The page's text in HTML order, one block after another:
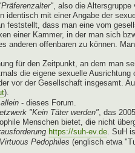
, also die
identisch mit einer Angabe der
feststellt, dass man eine vom
einer Kammer, in der man sich
anderen offenbaren zu können.
für den Zeitpunkt, an dem man
die eigene sexuelle Ausrichtung
vor der Gesellschaft insgesamt.
).
- dieses Forum.
"Kein Täter werden" , das
Menschen bietet, die nicht
https://suh-ev.de . SuH
Virtuous Pedophiles (englisch etwa